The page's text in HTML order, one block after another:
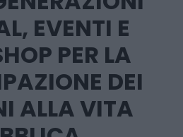
EVENTI E
PER LA
DEI
ALLA VITA